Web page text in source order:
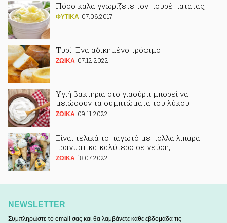
Πόσο καλά γνωρίζετε τον πουρέ πατάτας;
ΦΥΤΙΚA 07.06.2017
Τυρί: Ένα αδικημένο τρόφιμο
ΖΩΙΚA 07.12.2022
Υγιή βακτήρια στο γιαούρτι μπορεί να
μειώσουν τα συμπτώματα του λύκου
ΖΩΙΚA 09.11.2022
Είναι τελικά το παγωτό με πολλά λιπαρά
πραγματικά καλύτερο σε γεύση;
ΖΩΙΚA 18.07.2022
NEWSLETTER
Συμπληρώστε το email σας και θα λαμβάνετε κάθε εβδομάδα τις